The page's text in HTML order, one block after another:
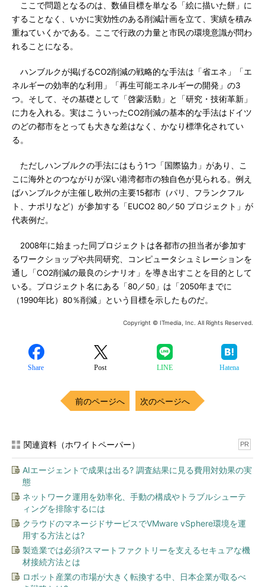
ここで問題となるのは、数値目標を単なる「絵に描いた餅」に
することなく、いかに実効性のある削減計画を立て、実績を積み
重ねていくかである。ここで行政の力量と市民の環境意識が問わ
れることになる。
ハンブルクが掲げるCO2削減の戦略的な手法は「省エネ」「エ
ネルギーの効率的な利用」「再生可能エネルギーの開発」の3
つ。そして、その基礎として「啓蒙活動」と「研究・技術革新」
に力を入れる。実はこういったCO2削減の基本的な手法はドイツ
のどの都市をとっても大きな差はなく、かなり標準化されてい
る。
ただしハンブルクの手法にはもう1つ「国際協力」があり、こ
こに海外とのつながりが深い港湾都市の独自色が見られる。例え
ばハンブルクが主催し欧州の主要15都市（パリ、フランクフル
ト、ナポリなど）が参加する「EUCO2 80／50 プロジェクト」が
代表例だ。
2008年に始まった同プロジェクトは各都市の担当者が参加す
るワークショップや共同研究、コンピュータシュミレーションを
通し「CO2削減の最良のシナリオ」を導き出すことを目的として
いる。プロジェクト名にある「80／50」は「2050年までに
（1990年比）80％削減」という目標を示したものだ。
Copyright © ITmedia, Inc. All Rights Reserved.
Share Post LINE Hatena
前のページへ 次のページへ
関連資料（ホワイトペーパー） PR
AIエージェントで成果は出る? 調査結果に見る費用対効果の実
態
ネットワーク運用を効率化、手動の構成やトラブルシューテ
ィングを排除するには
クラウドのマネージドサービスでVMware vSphere環境を運
用する方法とは?
製造業では必須?スマートファクトリーを支えるセキュアな機
材接続方法とは
ロボット産業の市場が大きく転換する中、日本企業が取るべ